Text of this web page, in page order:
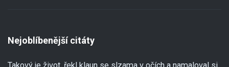
Nejoblíbenější citáty
Takový je život, řekl klaun se slzama v očích a namaloval si